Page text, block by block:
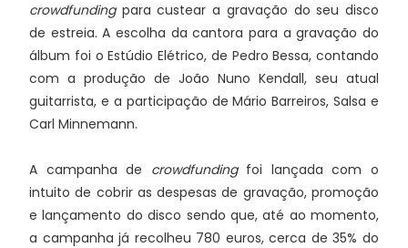
crowdfundingpara custear a gravação do seu disco
de estreia. A escolha da cantora para a gravação do
álbum foi o Estúdio Elétrico, de Pedro Bessa, contando
com a produção de João Nuno Kendall, seu atual
guitarrista, e a participação de Mário Barreiros, Salsa e
Carl Minnemann.
A campanha de crowdfunding foi lançada com o
intuito de cobrir as despesas de gravação, promoção
e lançamento do disco sendo que, até ao momento,
a campanha já recolheu 780 euros, cerca de 35% do